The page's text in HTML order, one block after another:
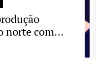
norte com